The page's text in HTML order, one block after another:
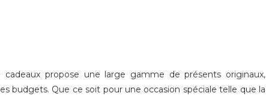
cadeaux propose une large gamme de présents originaux,
budgets. Que ce soit pour une occasion spéciale telle que la